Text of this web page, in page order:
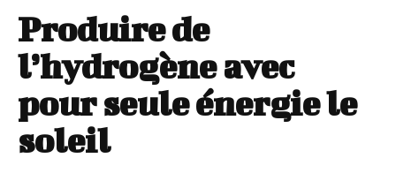
Produire de
l’hydrogène avec
pour seule énergie le
soleil